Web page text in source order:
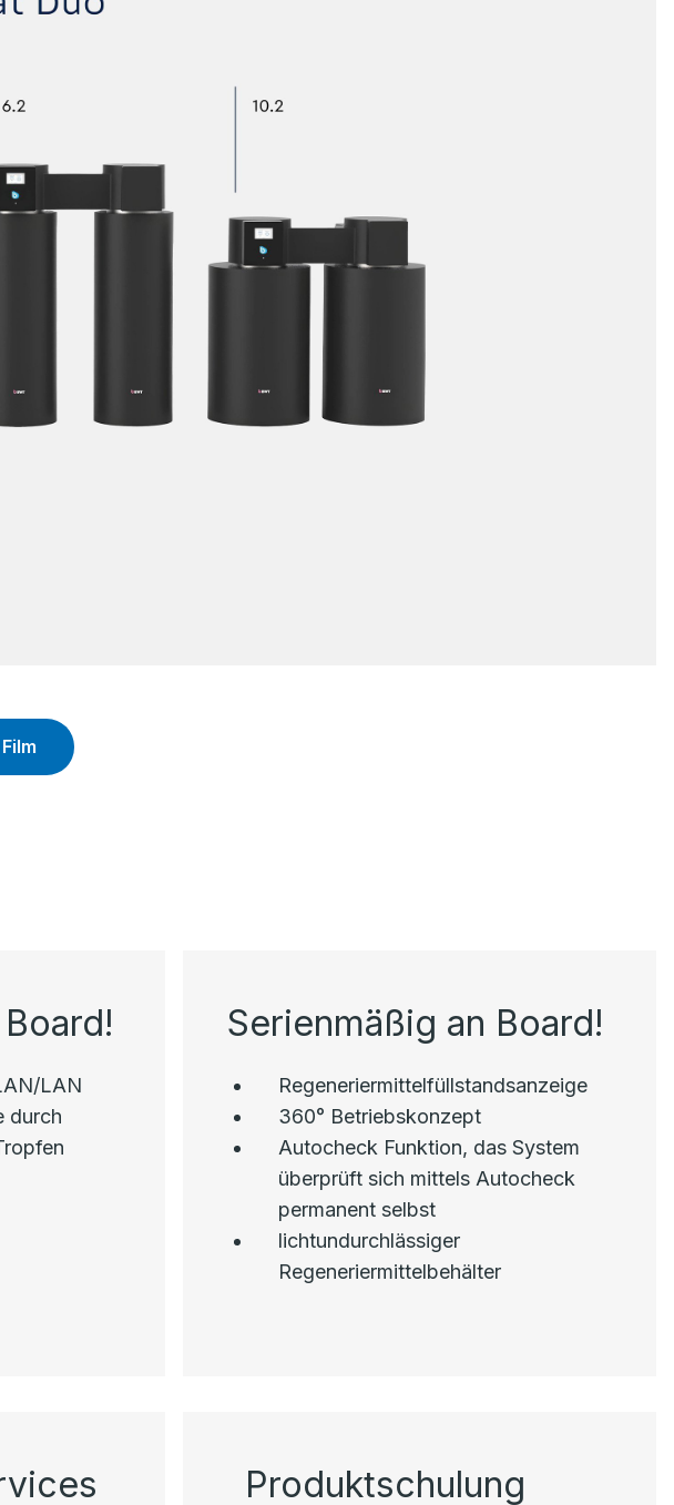
LAN
durch
Serienmäßig an Board!
Regeneriermittelfüllstandsanzeige
360° Betriebskonzept
Autocheck Funktion, das System
überprüft sich mittels Autocheck
permanent selbst
lichtundurchlässiger
Regeneriermittelbehälter
Produktschulung